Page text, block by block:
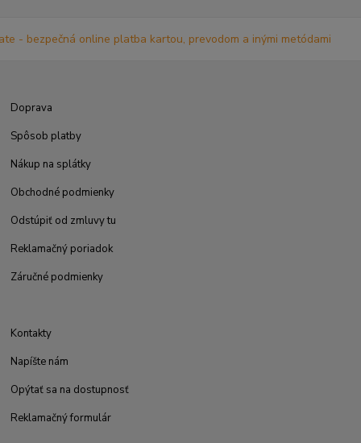
Doprava
Spôsob platby
Nákup na splátky
Obchodné podmienky
Odstúpiť od zmluvy tu
Reklamačný poriadok
Záručné podmienky
Kontakty
Napíšte nám
Opýtať sa na dostupnosť
Reklamačný formulár